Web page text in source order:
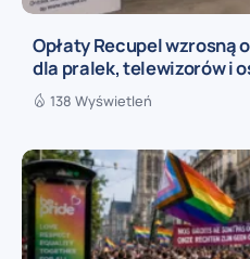
Opłaty Recupel wzrosną
dla pralek, telewizorów i
138 Wyświetleń